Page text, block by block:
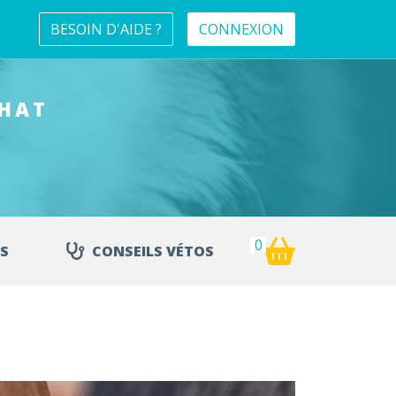
BESOIN D'AIDE ? CONNEXION
CONSEILS VÉTOS 0